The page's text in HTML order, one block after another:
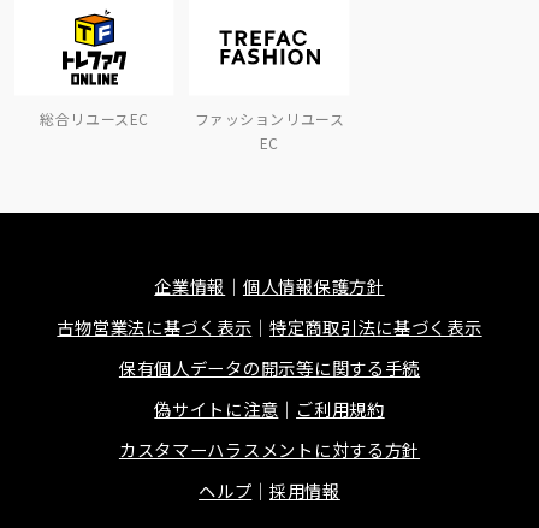
総合リユースEC
ファッションリユース
EC
企業情報
個人情報保護方針
古物営業法に基づく表示
特定商取引法に基づく表示
保有個人データの開示等に関する手続
偽サイトに注意
ご利用規約
カスタマーハラスメントに対する方針
ヘルプ
採用情報